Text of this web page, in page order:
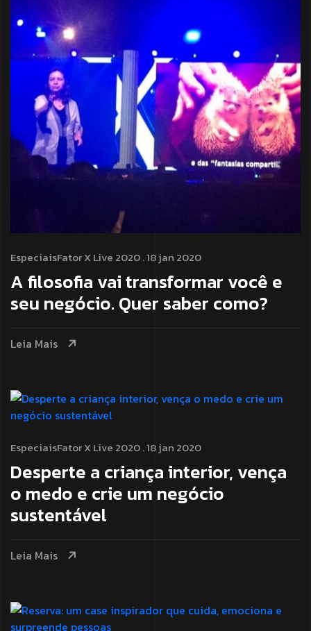
EspeciaisFator X Live 2020. 18 jan 2020
A filosofia vai transformar você e
seu negócio. Quer saber como?
Leia Mais
EspeciaisFator X Live 2020. 18 jan 2020
Desperte a criança interior, vença
o medo e crie um negócio
sustentável
Leia Mais